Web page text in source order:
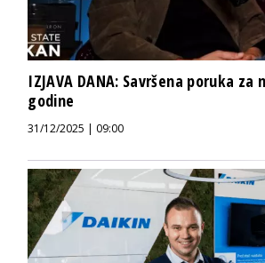
IZJAVA DANA: Savršena poruka za
godine
31/12/2025 | 09:00